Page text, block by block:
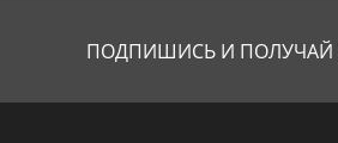
ПОДПИШИСЬ И ПОЛУЧАЙ